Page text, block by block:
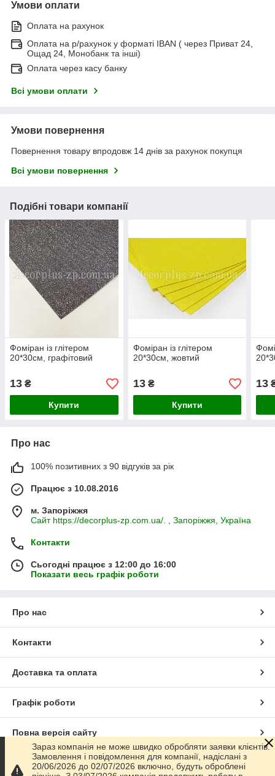
Умови оплати
Оплата на рахунок
Оплата на р/рахунок у форматі IBAN ( через Приват 24,
Ощад 24, Монобанк та інші)
Оплата через касу банку
Всі умови оплати
Умови повернення
Повернення товару впродовж 14 днів за рахунок покупця
Всі умови повернення
Подібні товари компанії
Фоміран із глітером
20*30см, графітовий
13 ₴
Купити
Фоміран із глітером
20*30см, жовтий
13₴
Купити
13
Про нас
100% позитивних з 90 відгуків за рік
Працює з 10.08.2016
м. Запоріжжя
Сайт https://decorplus-zp.com.ua/. , Запоріжжя, Україна
Контакти
Сьогодні працює з 12:00 до 16:00
Показати весь графік роботи
Про нас
Контакти
Доставка та оплата
Графік роботи
Повна версія сайту
Сайт створено на маркетплейсіProm.ua
Зараз компанія не може швидко обробляти заявки клієнтів.
Замовлення і повідомлення для компанії, надіслані з
20/06/2026 до 02/07/2026 включно, будуть оброблені